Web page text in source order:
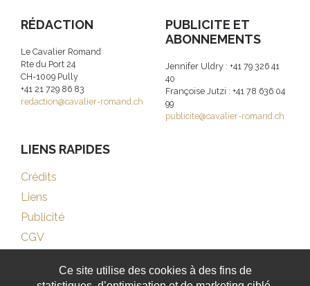
RÉDACTION
Le Cavalier Romand
Rte du Port 24
CH-1009 Pully
+41 21 729 86 83
redaction@cavalier-romand.ch
PUBLICITE ET
ABONNEMENTS
Jennifer Uldry : +41 79 326 41
40
Françoise Jutzi : +41 78 636 04
99
publicite@cavalier-romand.ch
LIENS RAPIDES
Crédits
Liens
Publicité
CGV
Ce site utilise des cookies à des fins de